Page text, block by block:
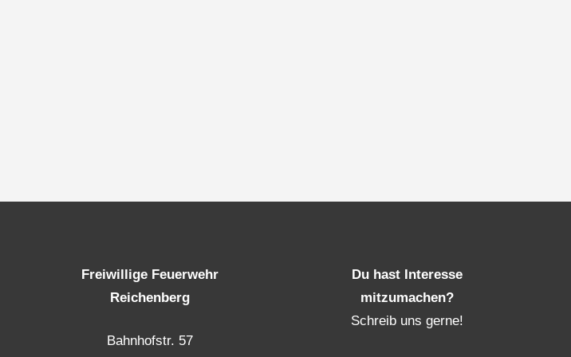
Freiwillige Feuerwehr
Reichenberg
Bahnhofstr. 57
Du hast Interesse
mitzumachen?
Schreib uns gerne!